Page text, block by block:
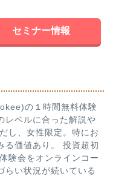
セミナー情報
の１時間無料体験
レベルに合った解説や
し、女性限定。特にお
る価値あり。 投資超初
験会をオンラインコー
らい状況が続いている